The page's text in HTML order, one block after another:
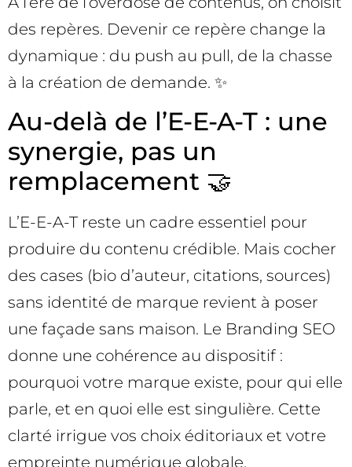
des repères. Devenir ce repère change la
dynamique : du push au pull, de la chasse
à la création de demande. ✨
Au-delà de l’E-E-A-T : une
synergie, pas un
remplacement 🤝
L’E-E-A-T reste un cadre essentiel pour
produire du contenu crédible. Mais cocher
des cases (bio d’auteur, citations, sources)
sans identité de marque revient à poser
une façade sans maison. Le Branding SEO
donne une cohérence au dispositif :
pourquoi votre marque existe, pour qui elle
parle, et en quoi elle est singulière. Cette
clarté irrigue vos choix éditoriaux et votre
empreinte numérique globale.